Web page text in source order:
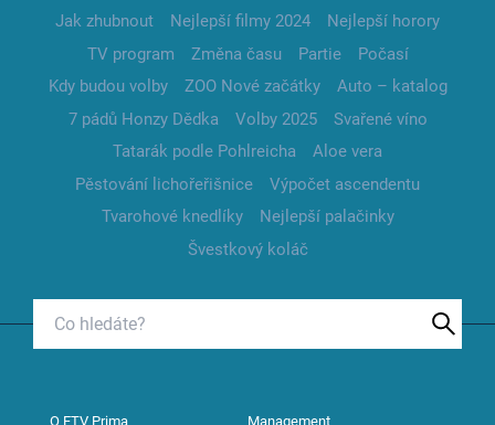
Jak zhubnout Nejlepší filmy 2024
Nejlepší horory
TV program
Změna času Partie
Počasí
Kdy budou volby
ZOO Nové začátky
Auto – katalog
7 pádů Honzy Dědka
Volby 2025
Svařené víno
Tatarák podle Pohlreicha
Aloe vera
Pěstování lichořeřišnice
Výpočet ascendentu
Tvarohové knedlíky
Nejlepší palačinky
Švestkový koláč
O FTV Prima Management